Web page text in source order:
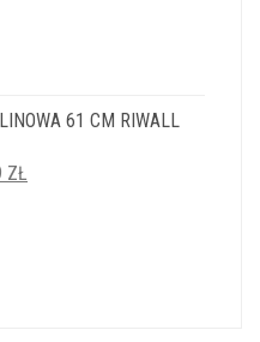
61 CM RIWALL
ZŁ